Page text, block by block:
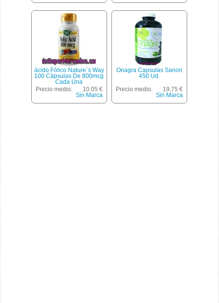
ácido Fólico Nature´s Way
100 Cápsulas De 800mcg
Cada Una
Precio medio:
10.05 €
Sin Marca
Onagra Capsulas Sanon
450 Ud.
Precio medio:
19.75 €
Sin Marca